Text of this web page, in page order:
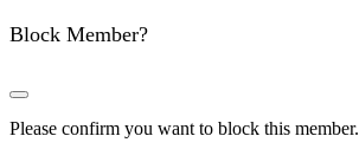
Block Member?
Please confirm you want to block this member.